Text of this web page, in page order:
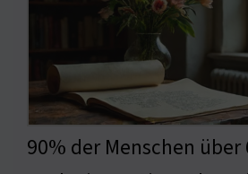
90% der Menschen über